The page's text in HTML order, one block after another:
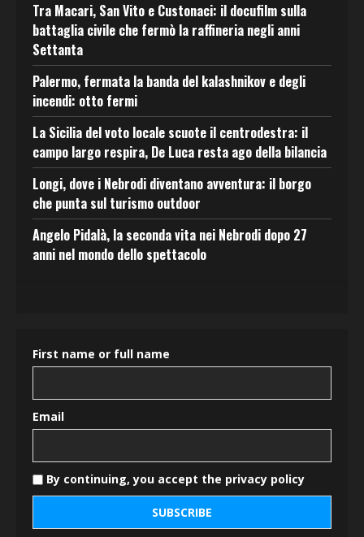
Tra Macari, San Vito e Custonaci: il docufilm sulla
battaglia civile che fermò la raffineria negli anni
Settanta
Palermo, fermata la banda del kalashnikov e degli
incendi: otto fermi
La Sicilia del voto locale scuote il centrodestra: il
campo largo respira, De Luca resta ago della bilancia
Longi, dove i Nebrodi diventano avventura: il borgo
che punta sul turismo outdoor
Angelo Pidalà, la seconda vita nei Nebrodi dopo 27
anni nel mondo dello spettacolo
First name or full name
Email
By continuing, you accept the privacy policy